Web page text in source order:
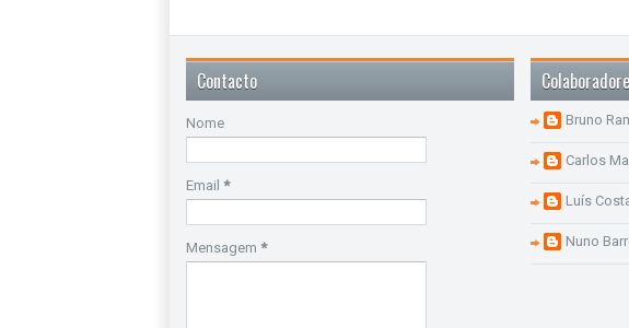
Contacto
Nome
Email *
Mensagem *
Bruno
Carlos
Luís
Nuno